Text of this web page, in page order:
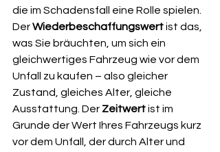
die im Schadensfall eine Rolle spielen.
Der Wiederbeschaffungswert ist das,
was Sie bräuchten, um sich ein
gleichwertiges Fahrzeug wie vor dem
Unfall zu kaufen – also gleicher
Zustand, gleiches Alter, gleiche
Ausstattung. Der Zeitwert ist im
Grunde der Wert Ihres Fahrzeugs kurz
vor dem Unfall, der durch Alter und